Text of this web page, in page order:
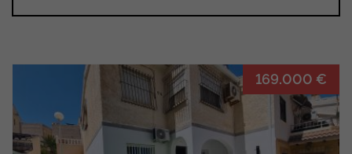
169.000 €